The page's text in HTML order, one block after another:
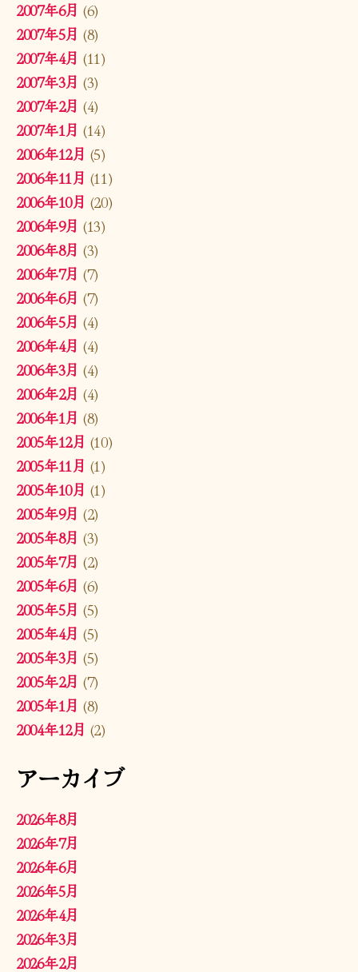
2007年6月 (6)
2007年5月 (8)
2007年4月 (11)
2007年3月 (3)
2007年2月 (4)
2007年1月 (14)
2006年12月 (5)
2006年11月 (11)
2006年10月 (20)
2006年9月 (13)
2006年8月 (3)
2006年7月 (7)
2006年6月 (7)
2006年5月 (4)
2006年4月 (4)
2006年3月 (4)
2006年2月 (4)
2006年1月 (8)
2005年12月 (10)
2005年11月 (1)
2005年10月 (1)
2005年9月 (2)
2005年8月 (3)
2005年7月 (2)
2005年6月 (6)
2005年5月 (5)
2005年4月 (5)
2005年3月 (5)
2005年2月 (7)
2005年1月 (8)
2004年12月 (2)
アーカイブ
2026年8月
2026年7月
2026年6月
2026年5月
2026年4月
2026年3月
2026年2月